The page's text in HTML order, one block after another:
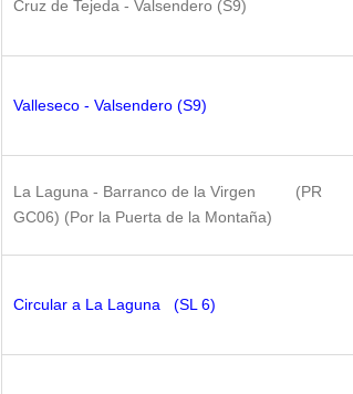
Cruz de Tejeda - Valsendero (S9)
Valleseco - Valsendero (S9)
La Laguna - Barranco de la Virgen (PR
GC06) (Por la Puerta de la Montaña)
Circular a La Laguna (SL 6)